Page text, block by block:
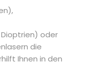
oder
die
Ihnen in den